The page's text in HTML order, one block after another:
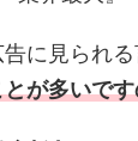
に見られ
が多いで